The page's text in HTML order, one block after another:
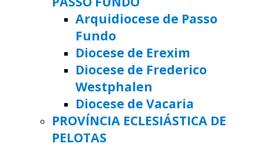
Arquidiocese de Passo
Fundo
Diocese de Erexim
Diocese de Frederico
Westphalen
Diocese de Vacaria
PROVÍNCIA ECLESIÁSTICA DE
PELOTAS